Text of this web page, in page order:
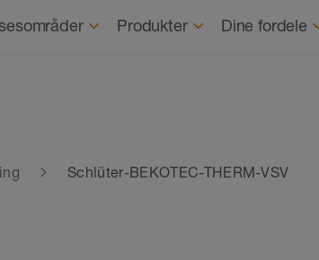
Om os
Produkter Dine fordele
Schlüter-BEKOTEC-THERM-VSV